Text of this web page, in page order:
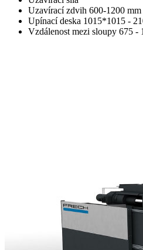
Uzavírací zdvih 600-1200 mm
Upínací deska 1015*1015 -
Vzdálenost mezi sloupy 675 -